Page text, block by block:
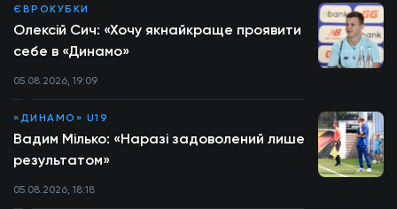
ЄВРОКУБКИ
Олексій Сич: «Хочу якнайкраще проявити
себе в «Динамо»
05.08.2026, 19:09
«ДИНАМО» U19
Вадим Мілько: «Наразі задоволений лише
результатом»
05.08.2026, 18:18